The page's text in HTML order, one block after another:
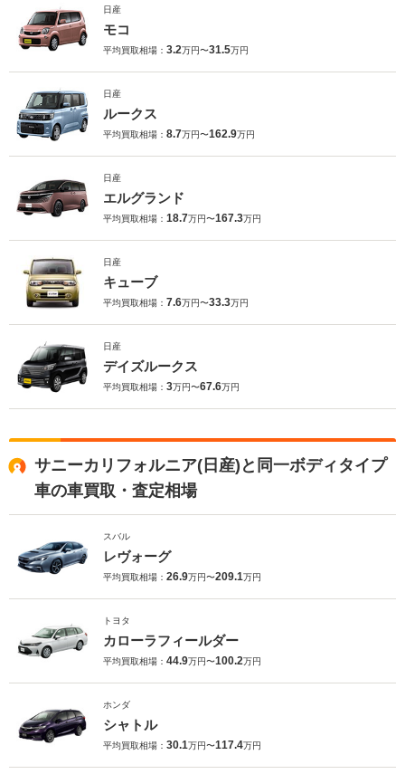
日産
モコ
平均買取相場： 3.2万円〜31.5万円
日産
ルークス
平均買取相場： 8.7万円〜162.9万円
日産
エルグランド
平均買取相場： 18.7万円〜167.3万円
日産
キューブ
平均買取相場： 7.6万円〜33.3万円
日産
デイズルークス
平均買取相場： 3万円〜67.6万円
サニーカリフォルニア(日産)と同一ボディタイプ
車の車買取・査定相場
スバル
レヴォーグ
平均買取相場： 26.9万円〜209.1万円
トヨタ
カローラフィールダー
平均買取相場： 44.9万円〜100.2万円
ホンダ
シャトル
平均買取相場： 30.1万円〜117.4万円